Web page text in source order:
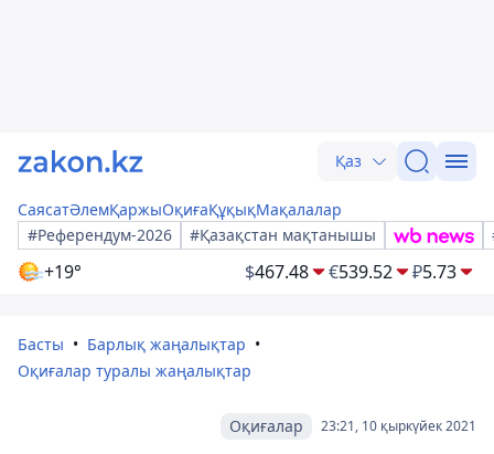
Қаз
СаясатӘлемҚаржыОқиғаҚұқықМақалалар
#Референдум-2026
#Қазақстан мақтанышы
+19° $467.48 €539.52 ₽5.73
Басты
Барлық жаңалықтар
Оқиғалар туралы жаңалықтар
23:21, 10 қыркүйек 2021
Оқиғалар